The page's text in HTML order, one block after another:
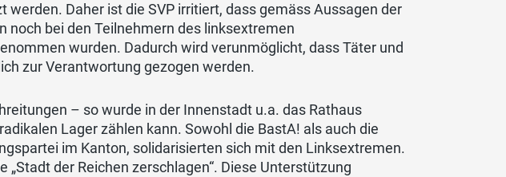
werden. Daher ist die SVP irritiert, dass gemäss Aussagen der
noch bei den Teilnehmern des linksextremen
wurden. Dadurch wird verunmöglicht, dass Täter und
zur Verantwortung gezogen werden.
– so wurde in der Innenstadt u.a. das Rathaus
Lager zählen kann. Sowohl die BastA! als auch die
im Kanton, solidarisierten sich mit den Linksextremen.
„Stadt der Reichen zerschlagen“. Diese Unterstützung